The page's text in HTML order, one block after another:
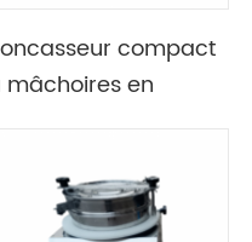
compact
mâchoires en
numérique de la taille